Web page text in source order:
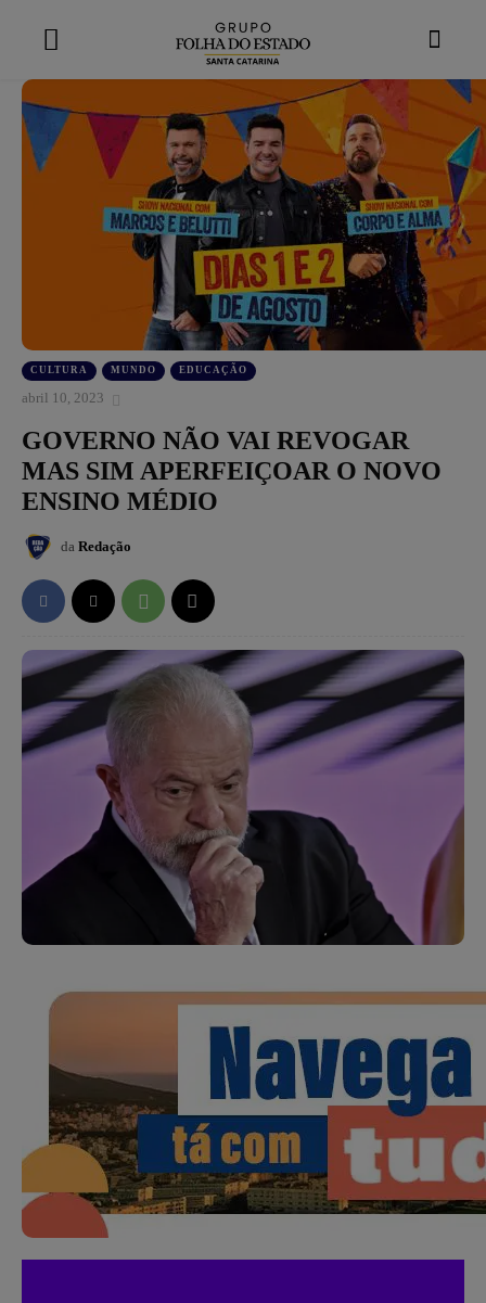
CULTURA MUNDO EDUCAÇÃO
abril 10, 2023
GOVERNO NÃO VAI REVOGAR
MAS SIM APERFEIÇOAR O NOVO
ENSINO MÉDIO
da Redação